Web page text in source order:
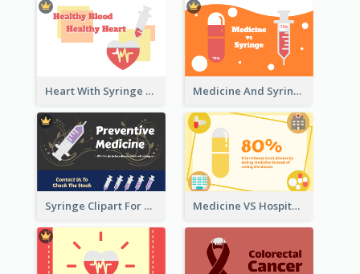
Heart With Syringe Clipart Medicine And Syringe Comparison
Syringe Clipart For Preventive Medicine Medicine VS Hospital Clipart